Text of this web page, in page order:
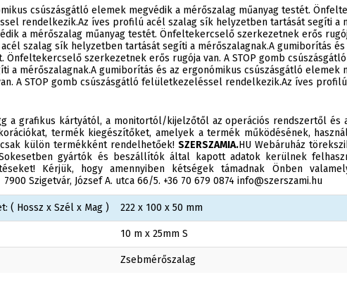
csúszásgátló elemek megvédik a mérőszalag műanyag testét.
rendelkezik.Az íves profilú acél szalag sík helyzetben tartását segíti a
a mérőszalag műanyag testét. Önfeltekercselő szerkezetnek erős
szalag sík helyzetben tartását segíti a mérőszalagnak.A gumiborítás
Önfeltekercselő szerkezetnek erős rugója van. A STOP gomb
a mérőszalagnak.A gumiborítás és az ergonómikus csúszásgátló
A STOP gomb csúszásgátló felületkezeléssel rendelkezik.Az íves
a grafikus kártyától, a monitortól/kijelzőtől az operációs rendszertől
termék kiegészítőket, amelyek a termék működésének,
külön termékként rendelhetőek! SZERSZAMIA.HU Webáruház
gyártók és beszállítók által kapott adatok kerülnek
Kérjük, hogy amennyiben kétségek támadnak Önben
7900 Szigetvár, József A. utca 66/5. +36 70 679 0874 info@szerszami.hu
( Hossz x Szél x Mag ) 222 x 100 x 50 mm
10 m x 25mm S
Zsebmérőszalag